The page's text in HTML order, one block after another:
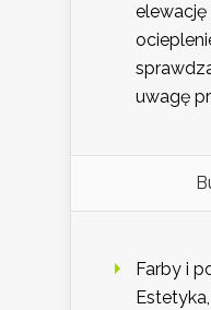
uwagę
Farby i